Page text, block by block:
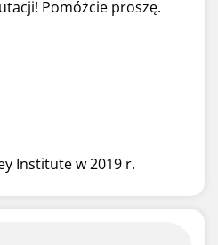
Pomóżcie proszę.
Institute w 2019 r.